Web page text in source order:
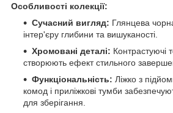
Особливості колекції:
Сучасний вигляд: Глянцева
інтер'єру глибини та вишуканості.
Хромовані деталі: Контрастуючі
створюють ефект стильного
Функціональність: Ліжко з
комод і приліжкові тумби
для зберігання.